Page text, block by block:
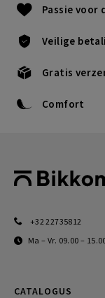
Passie voor
Veilige
Gratis
Comfort
+32 22735812
Ma – Vr. 09.00 –
CATALOGUS